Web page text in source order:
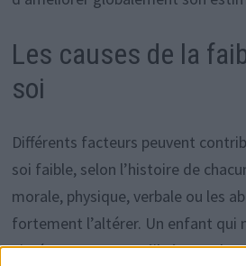
Les causes de la
soi
Différents facteurs peuvent
soi faible, selon l’histoire de
morale, physique, verbale ou les
fortement l’altérer. Un enfant qui
aimé peut penser qu’il n’a pas de